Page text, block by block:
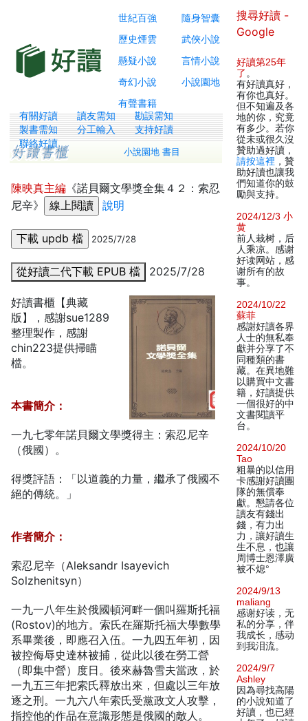
世紀百強
隨身智囊
歷史煙雲
武俠小說
懸疑小說
言情小說
奇幻小說
小說園地
有聲書籍
有關好讀 讀友需知
勘誤需知
製書需知
分工輸入
支持好讀
聯絡好讀
小說園地 書目
陳映真主編 《諾貝爾文學獎全集４２：索忍
尼辛》
說明
2025/7/28
從好讀二代下載 EPUB 檔 2025/7/28
好讀書櫃【典藏
版】，感謝sue1289
整理製作，感謝
chin223提供掃瞄
檔。
本書簡介：
一九七零年諾貝爾文學獎得主：索忍尼辛
（俄國）。
得獎評語：「以道義的力量，繼承了俄國不
絕的傳統。」
作者簡介：
索忍尼辛（Aleksandr Isayevich
Solzhenitsyn）
一九一八年生於俄國頓河畔一個叫羅斯托福
(Rostov)的地方。索氏在羅斯托福大學數學
系畢業後，即應召入伍。一九四五年初，因
被控侮辱史達林被捕，從此以後在勞工營
（即集中營）度日。後來赫魯雪夫當政，於
一九五三年把索氏釋放出來，但處以三年放
逐之刑。一九六八年索氏受黨政文人攻擊，
指控他的作品在意識形態是俄國的敵人。
搜尋好讀 -
Google
好讀第25年
了 。
有好讀真好，
有你也真好。
但不知遍及各
地的你，究竟
有多少。若你
從未或很久沒
贊助過好讀，
請按這裡 ，贊
助好讀也讓我
們知道你的鼓
勵與支持。
2024/12/3 小
黄
前人栽树，后
人乘凉。感谢
好读网站，感
谢所有的故
事。
2024/10/22
蘇菲
感謝好讀各界
人士的無私奉
獻并分享了不
同種類的書
藏。在異地難
以購買中文書
籍，好讀提供
一個很好的中
文書閱讀平
台。
2024/10/20
Tao
粗暴的以信用
卡感謝好讀團
隊的無償奉
獻。懇請各位
讀友有錢出
錢，有力出
力，讓好讀生
生不息，也讓
周博士恩澤廣
被不熄°
2024/9/13
maliang
感谢好读，无
私的分享，伴
我成长，感动
到我泪流。
2024/9/7
Ashley
因為尋找高陽
的小說知道了
好讀，也已經